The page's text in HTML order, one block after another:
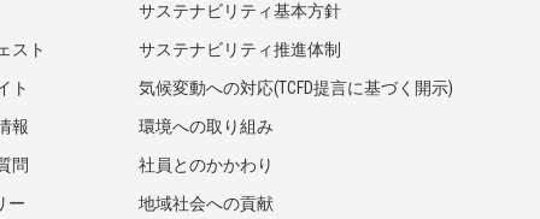
スト
ト
報
問
ー
サステナビリティ基本方針
サステナビリティ推進体制
気候変動への対応(TCFD提言に基づく開示)
環境への取り組み
社員とのかかわり
地域社会への貢献